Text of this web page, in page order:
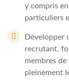
y compris
particuliers
Développer
recrutant,
membres de
pleinement